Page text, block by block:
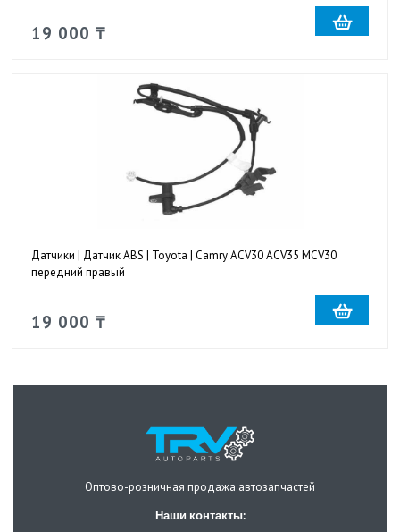
19 000 ₸
Датчики | Датчик ABS | Toyota | Camry ACV30 ACV35 MCV30
передний правый
19 000 ₸
Оптово-розничная продажа автозапчастей
Наши контакты: